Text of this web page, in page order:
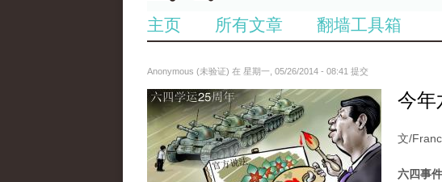
主页 所有文章 翻墙工具箱
Anonymous (未验证) 在 星期一, 05/26/2014 - 08:41 提交
paopao_tiananmen.jpg 今年
文/
六四事